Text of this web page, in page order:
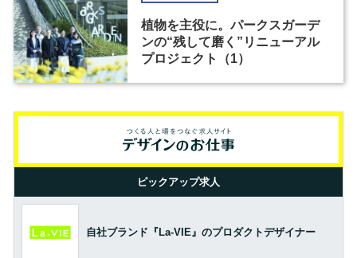
植物を主役に。パークスガーデ
ンの“残して磨く”リニューアル
プロジェクト（1）
ピックアップ求人
自社ブランド『La-VIE』のプロダクトデザイナー